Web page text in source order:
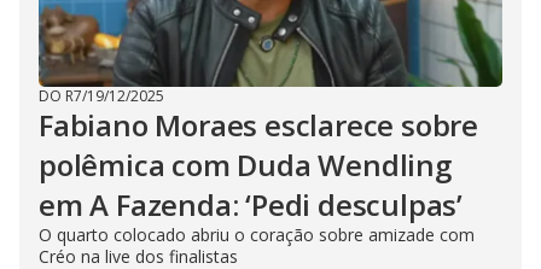
DO R7/19/12/2025
Fabiano Moraes esclarece sobre
polêmica com Duda Wendling
em A Fazenda: ‘Pedi desculpas’
O quarto colocado abriu o coração sobre amizade com
Créo na live dos finalistas